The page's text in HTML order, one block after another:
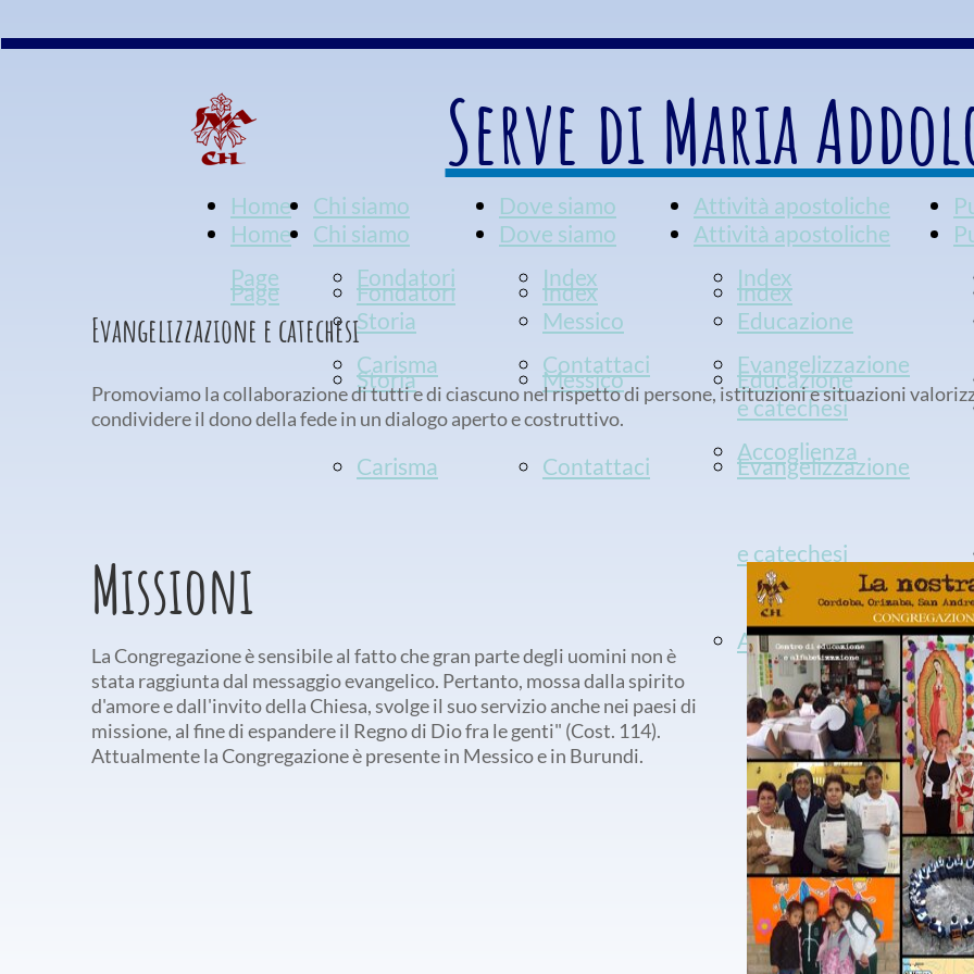
Serve di Maria
Home
Page
Chi siamo
Fondatori
Storia
Carisma
Dove siamo
Index
Messico
Contattaci
Attività apostoliche
Index
Educazione
Evangelizzazione
e catechesi
Accoglienza
Home
Page
Chi siamo
Fondatori
Storia
Carisma
Dove siamo
Index
Messico
Contattaci
Attività apostoliche
Index
Educazione
Evangelizzazione
e catechesi
Accoglienza
Evangelizzazione e catechesi
Promoviamo la collaborazione di tutti e di ciascuno nel rispetto di persone, istituzioni e situazioni
condividere il dono della fede in un dialogo aperto e costruttivo.
Missioni
La Congregazione è sensibile al fatto che gran parte degli uomini non è
stata raggiunta dal messaggio evangelico. Pertanto, mossa dalla spirito
d'amore e dall'invito della Chiesa, svolge il suo servizio anche nei paesi di
missione, al fine di espandere il Regno di Dio fra le genti" (Cost. 114).
Attualmente la Congregazione è presente in Messico e in Burundi.